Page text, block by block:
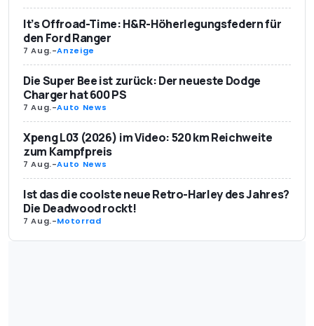
It’s Offroad-Time: H&R-Höherlegungsfedern für
den Ford Ranger
7 Aug.-Anzeige
Die Super Bee ist zurück: Der neueste Dodge
Charger hat 600 PS
7 Aug.-Auto News
Xpeng L03 (2026) im Video: 520 km Reichweite
zum Kampfpreis
7 Aug.-Auto News
Ist das die coolste neue Retro-Harley des Jahres?
Die Deadwood rockt!
7 Aug.-Motorrad